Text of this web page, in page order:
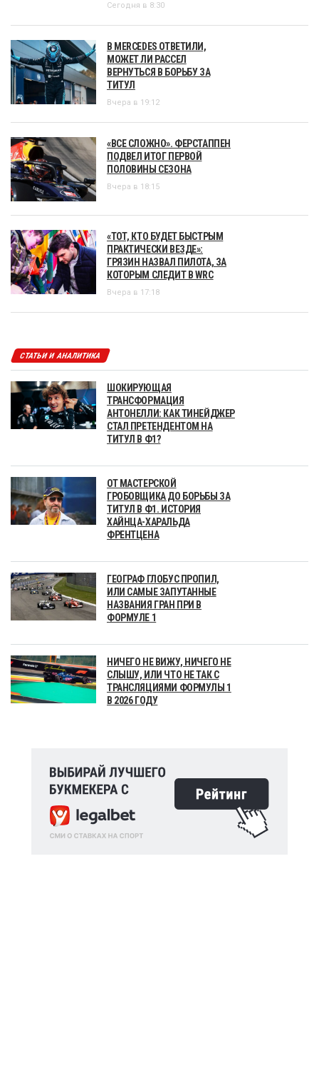
Сегодня в 8:30
В MERCEDES ОТВЕТИЛИ,
МОЖЕТ ЛИ РАССЕЛ
ВЕРНУТЬСЯ В БОРЬБУ ЗА
ТИТУЛ
Вчера в 19:12
«ВСЕ СЛОЖНО». ФЕРСТАППЕН
ПОДВЕЛ ИТОГ ПЕРВОЙ
ПОЛОВИНЫ СЕЗОНА
Вчера в 18:15
«ТОТ, КТО БУДЕТ БЫСТРЫМ
ПРАКТИЧЕСКИ ВЕЗДЕ»:
ГРЯЗИН НАЗВАЛ ПИЛОТА, ЗА
КОТОРЫМ СЛЕДИТ В WRC
Вчера в 17:18
СТАТЬИ И АНАЛИТИКА
ШОКИРУЮЩАЯ
ТРАНСФОРМАЦИЯ
АНТОНЕЛЛИ: КАК ТИНЕЙДЖЕР
СТАЛ ПРЕТЕНДЕНТОМ НА
ТИТУЛ В Ф1?
ОТ МАСТЕРСКОЙ
ГРОБОВЩИКА ДО БОРЬБЫ ЗА
ТИТУЛ В Ф1. ИСТОРИЯ
ХАЙНЦА-ХАРАЛЬДА
ФРЕНТЦЕНА
ГЕОГРАФ ГЛОБУС ПРОПИЛ,
ИЛИ САМЫЕ ЗАПУТАННЫЕ
НАЗВАНИЯ ГРАН ПРИ В
ФОРМУЛЕ 1
НИЧЕГО НЕ ВИЖУ, НИЧЕГО НЕ
СЛЫШУ, ИЛИ ЧТО НЕ ТАК С
ТРАНСЛЯЦИЯМИ ФОРМУЛЫ 1
В 2026 ГОДУ